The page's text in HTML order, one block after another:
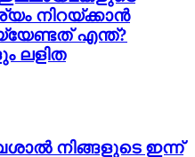
നിറയ്ക്കാൻ
എന്ത്?
ലളിത
നിങ്ങളുടെ ഇന്ന്‌